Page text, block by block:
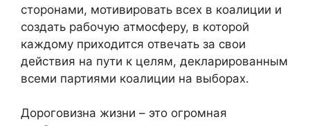
сторонами, мотивировать всех в коалиции и
создать рабочую атмосферу, в которой
каждому приходится отвечать за свои
действия на пути к целям, декларированным
всеми партиями коалиции на выборах.
Дороговизна жизни – это огромная